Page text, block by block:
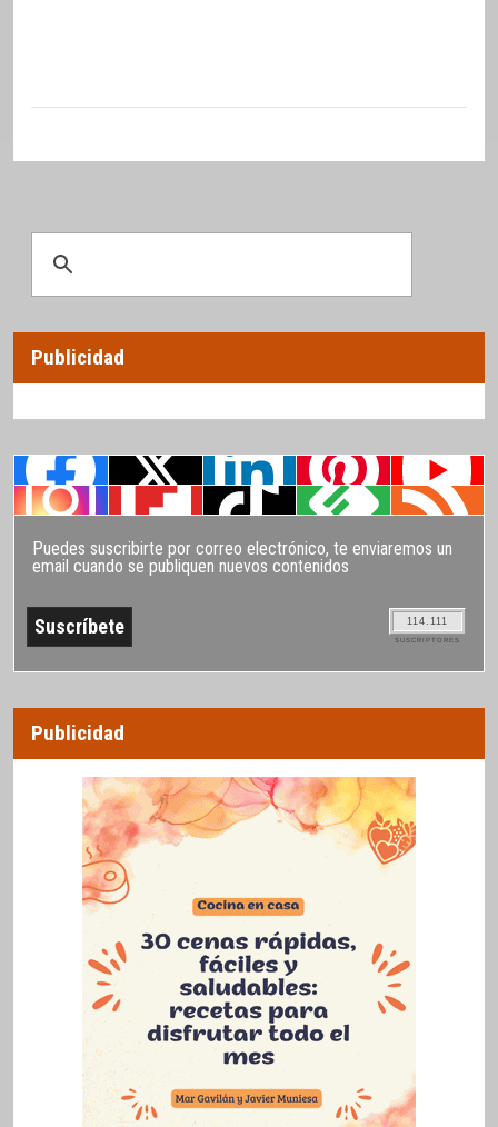
Publicidad
Puedes suscribirte por correo electrónico, te enviaremos un
email cuando se publiquen nuevos contenidos
114.111
SUSCRIPTORES
Publicidad